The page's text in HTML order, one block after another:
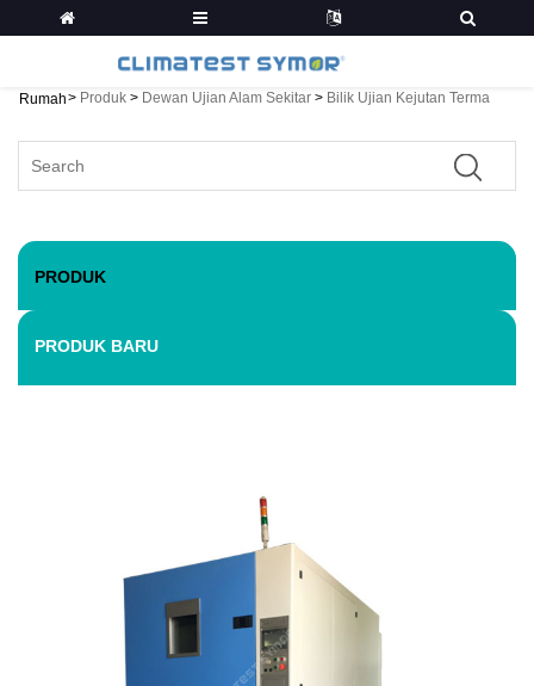
Rumah> Produk > Dewan Ujian Alam Sekitar > Bilik Ujian Kejutan Terma
PRODUK
PRODUK BARU